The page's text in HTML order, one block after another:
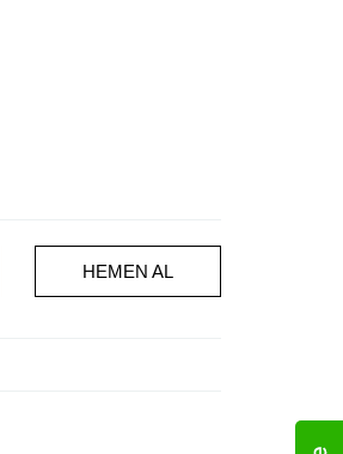
HEMEN AL